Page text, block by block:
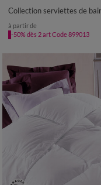
à partir de
-50% dès 2 art Code 899013